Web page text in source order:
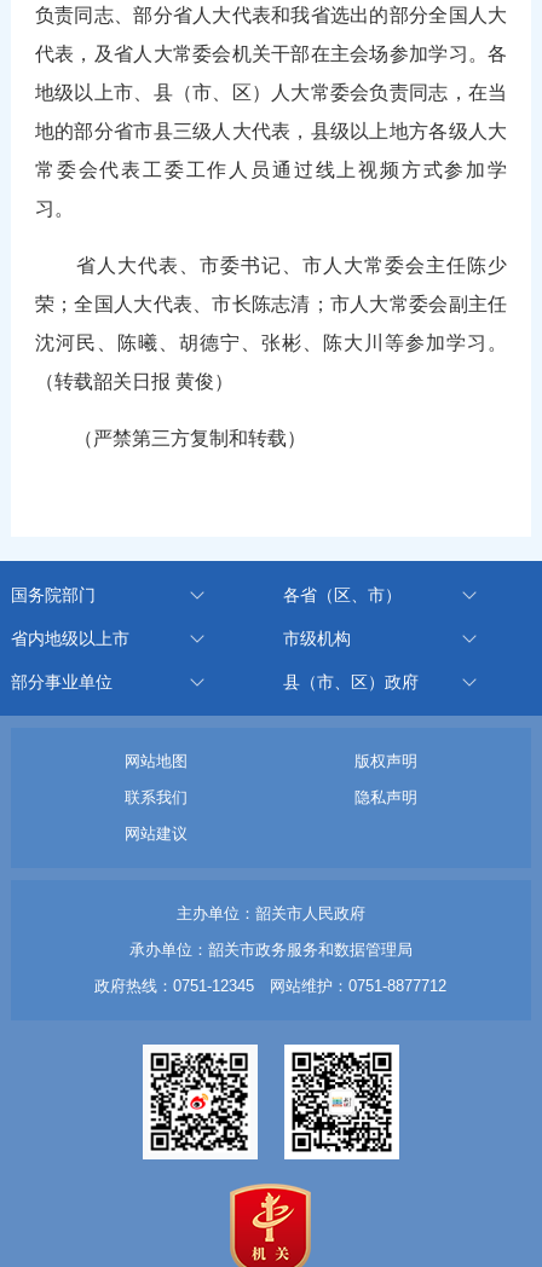
负责同志、部分省人大代表和我省选出的部分全国人大
代表，及省人大常委会机关干部在主会场参加学习。各
地级以上市、县（市、区）人大常委会负责同志，在当
地的部分省市县三级人大代表，县级以上地方各级人大
常委会代表工委工作人员通过线上视频方式参加学
习。
省人大代表、市委书记、市人大常委会主任陈少
荣；全国人大代表、市长陈志清；市人大常委会副主任
沈河民、陈曦、胡德宁、张彬、陈大川等参加学习。
（转载韶关日报 黄俊）
（严禁第三方复制和转载）
国务院部门 各省（区、市）
省内地级以上市 市级机构
部分事业单位 县（市、区）政府
网站地图
版权声明
联系我们
隐私声明
网站建议
主办单位：韶关市人民政府
承办单位：韶关市政务服务和数据管理局
政府热线：0751-12345 网站维护：0751-8877712